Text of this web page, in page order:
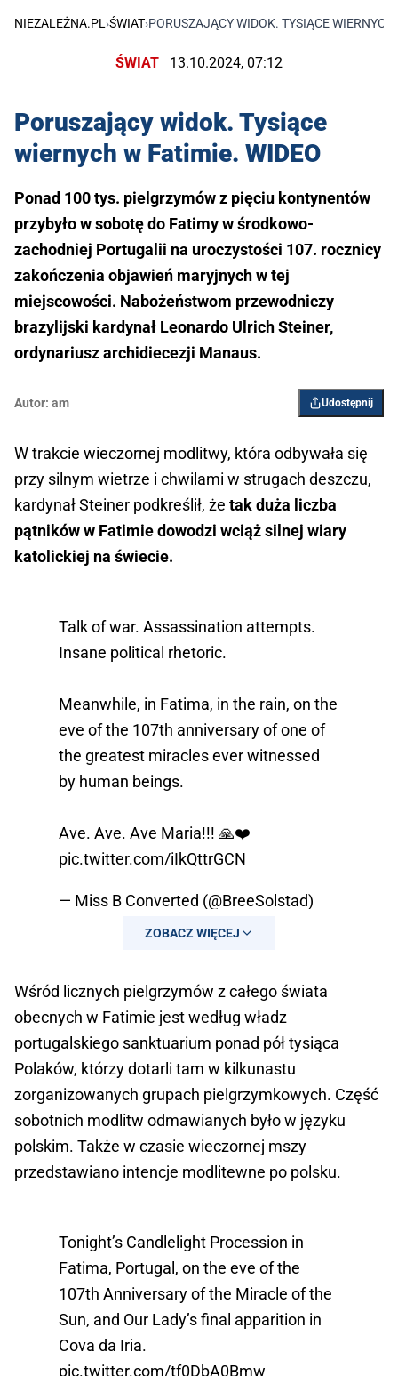
NIEZALEŻNA.PL ›ŚWIAT›PORUSZAJĄCY WIDOK. TYSIĄCE
ŚWIAT 13.10.2024, 07:12
Poruszający widok. Tysiące
wiernych w Fatimie. WIDEO
Ponad 100 tys. pielgrzymów z pięciu kontynentów
przybyło w sobotę do Fatimy w środkowo-
zachodniej Portugalii na uroczystości 107. rocznicy
zakończenia objawień maryjnych w tej
miejscowości. Nabożeństwom przewodniczy
brazylijski kardynał Leonardo Ulrich Steiner,
ordynariusz archidiecezji Manaus.
Autor: am Udostępnij
W trakcie wieczornej modlitwy, która odbywała się
przy silnym wietrze i chwilami w strugach deszczu,
kardynał Steiner podkreślił, że tak duża liczba
pątników w Fatimie dowodzi wciąż silnej wiary
katolickiej na świecie.
Talk of war. Assassination attempts.
Insane political rhetoric.
Meanwhile, in Fatima, in the rain, on the
eve of the 107th anniversary of one of
the greatest miracles ever witnessed
by human beings.
Ave. Ave. Ave Maria!!! 🙏❤️
pic.twitter.com/iIkQttrGCN
— Miss B Converted (@BreeSolstad)
October 13, 2024ZOBACZ WIĘCEJ
Wśród licznych pielgrzymów z całego świata
obecnych w Fatimie jest według władz
portugalskiego sanktuarium ponad pół tysiąca
Polaków, którzy dotarli tam w kilkunastu
zorganizowanych grupach pielgrzymkowych. Część
sobotnich modlitw odmawianych było w języku
polskim. Także w czasie wieczornej mszy
przedstawiano intencje modlitewne po polsku.
Tonight’s Candlelight Procession in
Fatima, Portugal, on the eve of the
107th Anniversary of the Miracle of the
Sun, and Our Lady’s final apparition in
Cova da Iria.
pic.twitter.com/tf0DbA0Bmw